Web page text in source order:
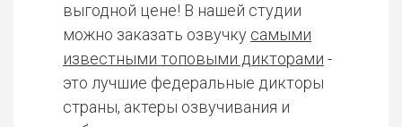
выгодной цене! В нашей студии
можно заказать озвучку самыми
известными топовыми дикторами -
это лучшие федеральные дикторы
страны, актеры озвучивания и